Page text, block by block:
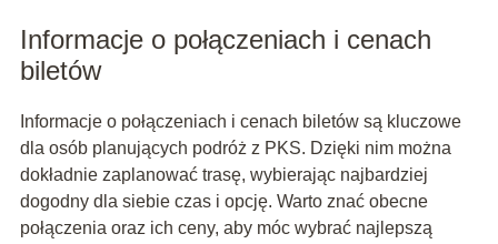
Informacje o połączeniach i cenach
biletów
Informacje o połączeniach i cenach biletów są kluczowe
dla osób planujących podróż z PKS. Dzięki nim można
dokładnie zaplanować trasę, wybierając najbardziej
dogodny dla siebie czas i opcję. Warto znać obecne
połączenia oraz ich ceny, aby móc wybrać najlepszą